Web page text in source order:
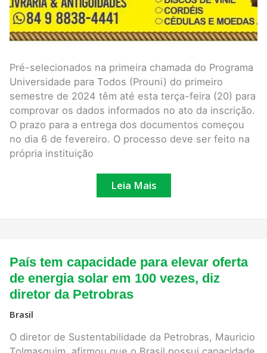
Pré-selecionados na primeira chamada do Programa
Universidade para Todos (Prouni) do primeiro
semestre de 2024 têm até esta terça-feira (20) para
comprovar os dados informados no ato da inscrição.
O prazo para a entrega dos documentos começou
no dia 6 de fevereiro. O processo deve ser feito na
própria instituição
Leia Mais
País tem capacidade para elevar oferta
de energia solar em 100 vezes, diz
diretor da Petrobras
Brasil
O diretor de Sustentabilidade da Petrobras, Mauricio
País
tem
capacidade
para
elevar
solar
em